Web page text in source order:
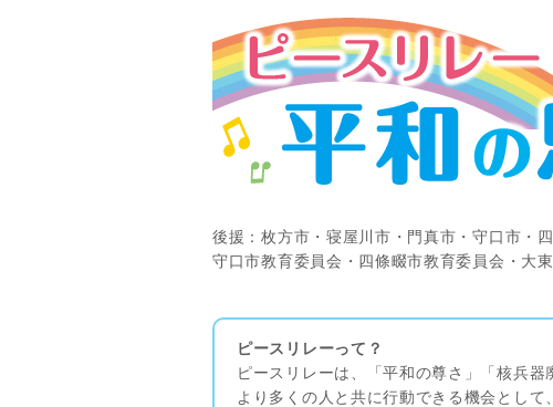
後援：枚方市・寝屋川市・門真市・守口市・
守口市教育委員会・四條畷市教育委員会・大
ピースリレーって？
ピースリレーは、「平和の尊さ」「核兵
より多くの人と共に行動できる機会として